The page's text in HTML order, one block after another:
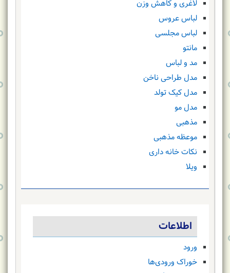
لاغری و کاهش وزن
لباس عروس
لباس مجلسی
مانتو
مد و لباس
مدل طراحی ناخن
مدل کیک تولد
مدل مو
مذهبی
موعظه مذهبی
نکات خانه داری
ویلا
اطلاعات
ورود
خوراک ورودی‌ها